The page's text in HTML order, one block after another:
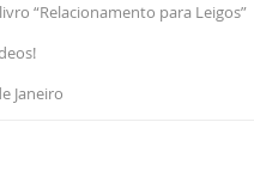
“Relacionamento para Leigos”
Janeiro